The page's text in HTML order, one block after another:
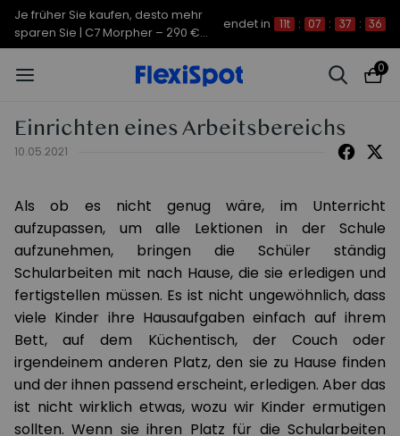
Je früher Sie kaufen, desto mehr
sparen Sie | C7 Morpher – 290 €
Rabatt
endet in 11t : 07 : 37 : 36
0
Einrichten eines Arbeitsbereichs
10.05.2021
Als ob es nicht genug wäre, im Unterricht
aufzupassen, um alle Lektionen in der Schule
aufzunehmen, bringen die Schüler ständig
Schularbeiten mit nach Hause, die sie erledigen und
fertigstellen müssen. Es ist nicht ungewöhnlich, dass
viele Kinder ihre Hausaufgaben einfach auf ihrem
Bett, auf dem Küchentisch, der Couch oder
irgendeinem anderen Platz, den sie zu Hause finden
und der ihnen passend erscheint, erledigen. Aber das
ist nicht wirklich etwas, wozu wir Kinder ermutigen
sollten. Wenn sie ihren Platz für die Schularbeiten